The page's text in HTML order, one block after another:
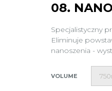
08.
Specjalistyczny
Eliminuje
nanoszenia -
VOLUME